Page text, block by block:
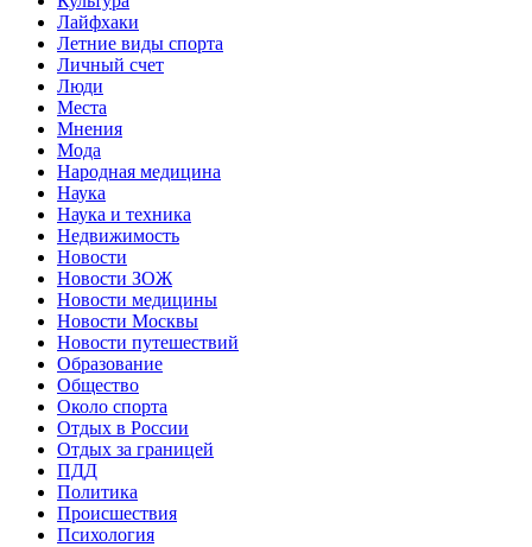
Лайфхаки
Летние виды спорта
Личный счет
Люди
Места
Мнения
Мода
Народная медицина
Наука
Наука и техника
Недвижимость
Новости
Новости ЗОЖ
Новости медицины
Новости Москвы
Новости путешествий
Образование
Общество
Около спорта
Отдых в России
Отдых за границей
ПДД
Политика
Происшествия
Психология